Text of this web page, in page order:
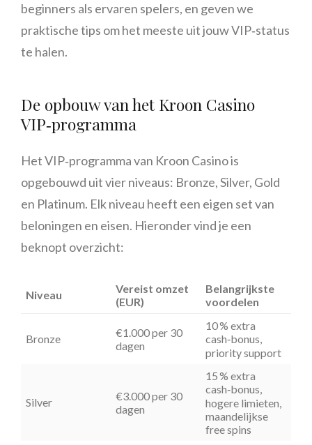
beginners als ervaren spelers, en geven we
praktische tips om het meeste uit jouw VIP‑status
te halen.
De opbouw van het Kroon Casino
VIP‑programma
Het VIP‑programma van Kroon Casino is
opgebouwd uit vier niveaus: Bronze, Silver, Gold
en Platinum. Elk niveau heeft een eigen set van
beloningen en eisen. Hieronder vind je een
beknopt overzicht:
Niveau
Vereist omzet
(EUR)
Belangrijkste
voordelen
Bronze
€1.000 per 30
dagen
10 % extra
cash‑bonus,
priority support
Silver
€3.000 per 30
dagen
15 % extra
cash‑bonus,
hogere limieten,
maandelijkse
free spins